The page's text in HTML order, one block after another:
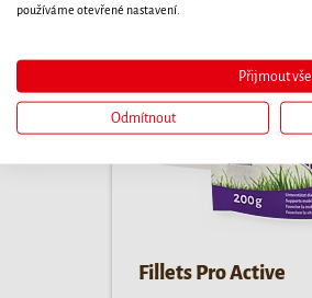
Fillets Pro Active
používáme otevřené nastavení.
Přijmout vše
Odmítnout